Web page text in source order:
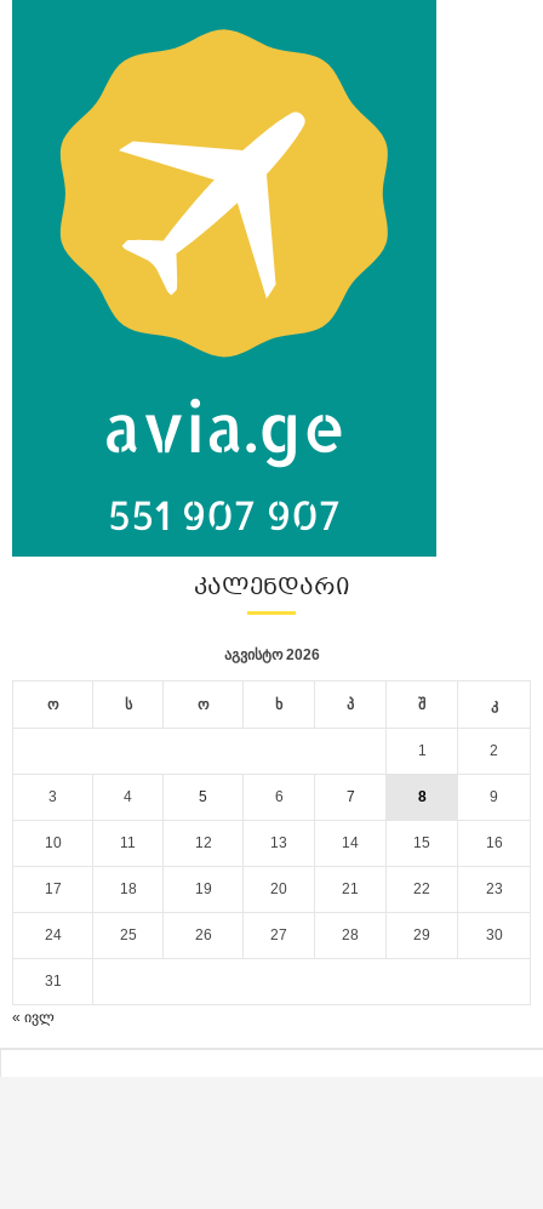
ᲙᲐᲚᲔᲜᲓᲐᲠᲘ
აგვისტო 2026
ო ს ო ხ პ შ კ
1 2
3 4 5 6 7 8 9
10 11 12 13 14 15 16
17 18 19 20 21 22 23
24 25 26 27 28 29 30
31
« ივლ